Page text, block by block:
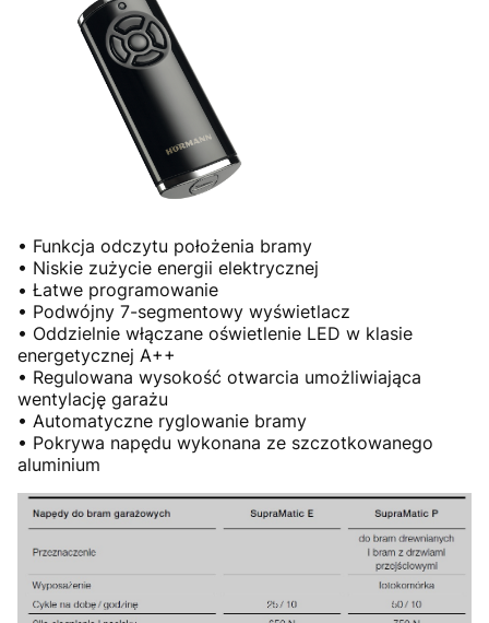
• Funkcja odczytu położenia bramy
• Niskie zużycie energii elektrycznej
• Łatwe programowanie
• Podwójny 7-segmentowy wyświetlacz
• Oddzielnie włączane oświetlenie LED w klasie
energetycznej A++
• Regulowana wysokość otwarcia umożliwiająca
wentylację garażu
• Automatyczne ryglowanie bramy
• Pokrywa napędu wykonana ze szczotkowanego
aluminium